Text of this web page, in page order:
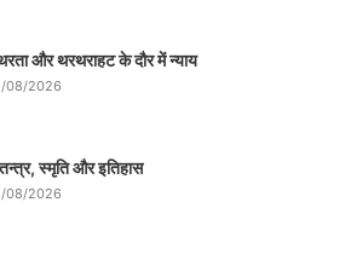
और थरथराहट के दौर में न्याय
08/2026
स्मृति और इतिहास
08/2026